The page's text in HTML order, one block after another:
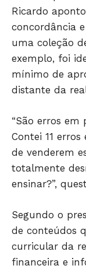
HOME
POLÍTICA
POLÍCIA
Ricardo
concordância
uma coleção
exemplo, foi
mínimo de
distante da
“São erros em
Contei 11
de venderem
totalmente
ensinar?”,
Segundo o
de conteúdos
curricular da
financeira e